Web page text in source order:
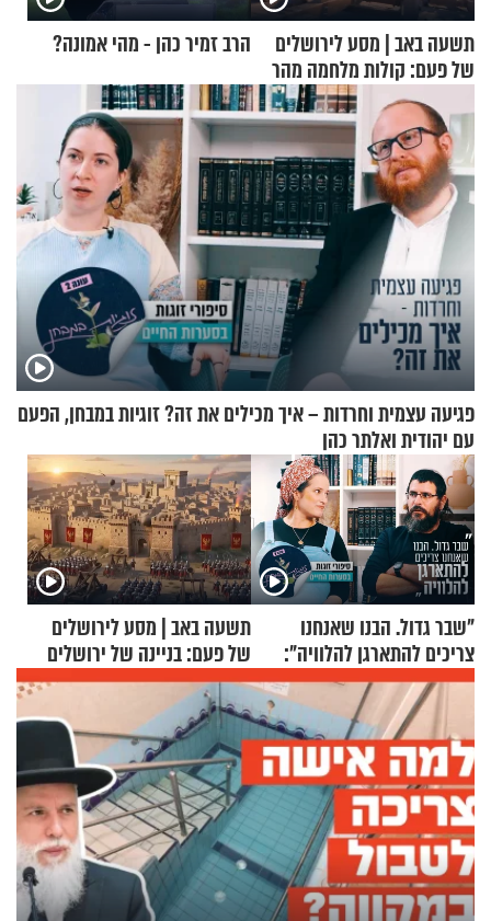
תשעה באב | מסע לירושלים
של פעם: קולות מלחמה מהר
הזיתים
הרב זמיר כהן - מהי אמונה?
פגיעה עצמית וחרדות – איך מכילים את זה? זוגיות במבחן, הפעם
עם יהודית ואלתר כהן
"שבר גדול. הבנו שאנחנו
צריכים להתארגן להלוויה":
זוגיות במבחן, הפעם עם מרים
וגד דנינו
תשעה באב | מסע לירושלים
של פעם: בניינה של ירושלים